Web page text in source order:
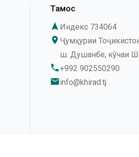
Тамос
navigation Индекс 734064
place Ҷумҳурии
ш. Душанбе, кӯчаи
phone+992 902550290
emailinfo@khirad.tj